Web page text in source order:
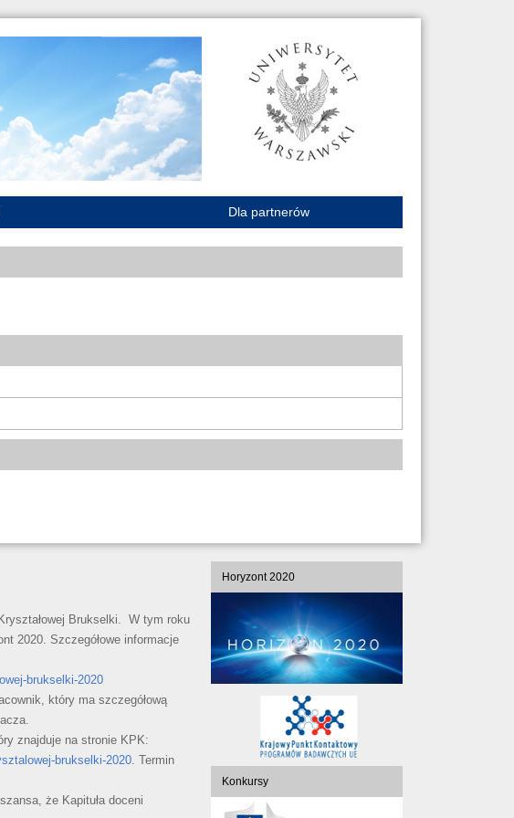
Dla partnerów
Brukselki. W tym roku
2020. Szczegółowe informacje
brukselki-2020
który ma szczegółową
znajduje na stronie KPK:
brukselki-2020 . Termin
że Kapituła doceni
Horyzont 2020
Konkursy